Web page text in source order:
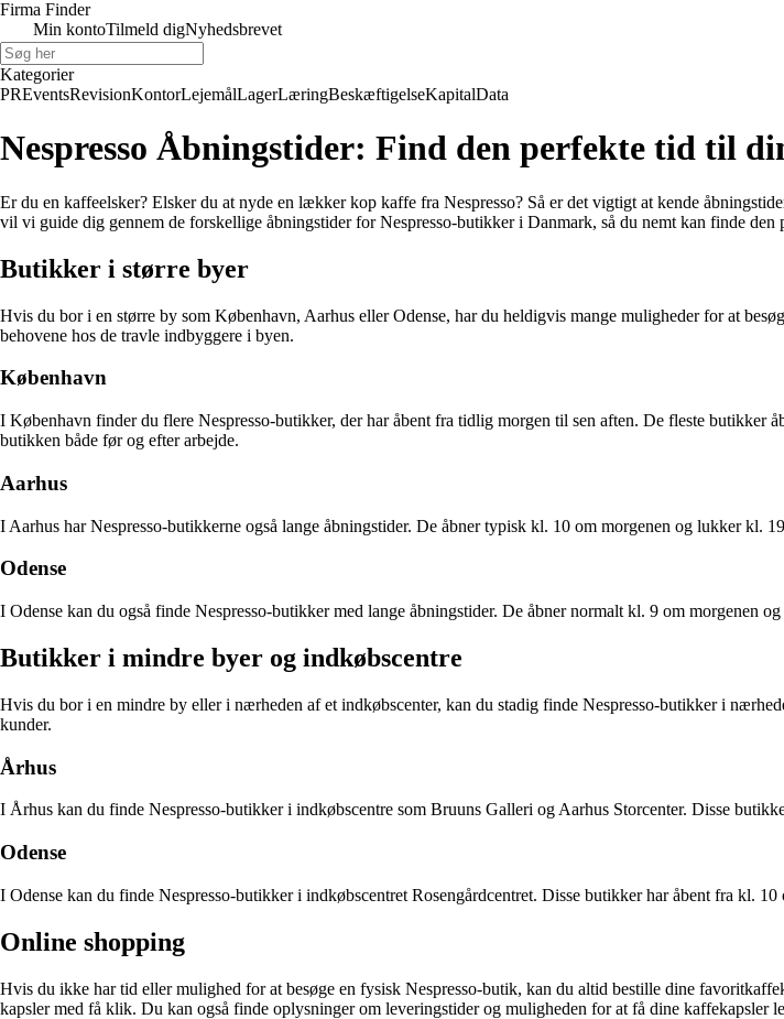
Firma Finder
Min kontoTilmeld digNyhedsbrevet
Kategorier
PREventsRevisionKontorLejemålLagerLæringBeskæftigelseKapitalData
Nespresso Åbningstider: Find den perfekte tid til
Er du en kaffeelsker? Elsker du at nyde en lækker kop kaffe fra Nespresso? Så er det vigtigt at kende
vil vi guide dig gennem de forskellige åbningstider for Nespresso-butikker i Danmark, så du nemt kan finde
Butikker i større byer
Hvis du bor i en større by som København, Aarhus eller Odense, har du heldigvis mange muligheder for at
behovene hos de travle indbyggere i byen.
København
I København finder du flere Nespresso-butikker, der har åbent fra tidlig morgen til sen aften. De fleste
butikken både før og efter arbejde.
Aarhus
I Aarhus har Nespresso-butikkerne også lange åbningstider. De åbner typisk kl. 10 om morgenen og lukker kl.
Odense
I Odense kan du også finde Nespresso-butikker med lange åbningstider. De åbner normalt kl. 9 om morgenen
Butikker i mindre byer og indkøbscentre
Hvis du bor i en mindre by eller i nærheden af et indkøbscenter, kan du stadig finde Nespresso-butikker i
kunder.
Århus
I Århus kan du finde Nespresso-butikker i indkøbscentre som Bruuns Galleri og Aarhus Storcenter. Disse
Odense
I Odense kan du finde Nespresso-butikker i indkøbscentret Rosengårdcentret. Disse butikker har åbent fra kl.
Online shopping
Hvis du ikke har tid eller mulighed for at besøge en fysisk Nespresso-butik, kan du altid bestille dine
kapsler med få klik. Du kan også finde oplysninger om leveringstider og muligheden for at få dine kaffekapsler